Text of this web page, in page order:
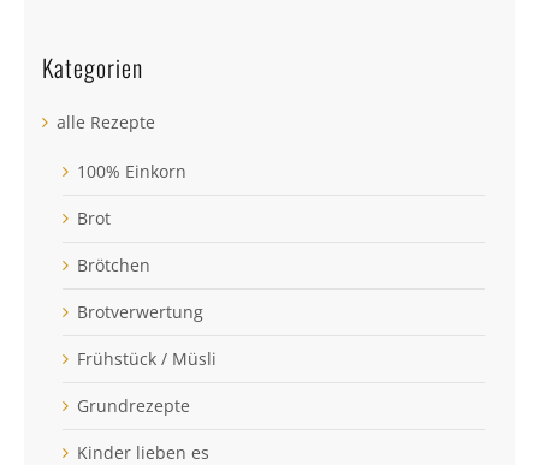
Kategorien
alle Rezepte
100% Einkorn
Brot
Brötchen
Brotverwertung
Frühstück / Müsli
Grundrezepte
Kinder lieben es